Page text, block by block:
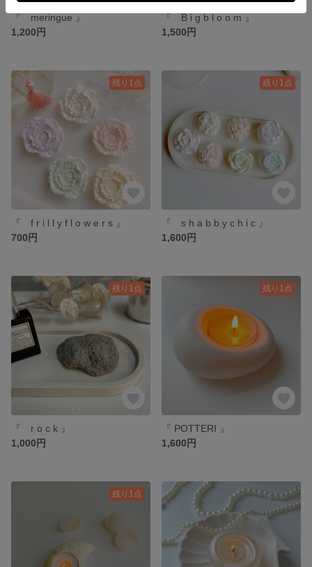
『 meringue 』
1,200円
『 B i g b l o o m 』
1,500円
残り1点
『 f r i l l y f l o w e r s 』
700円
残り1点
『 s h a b b y c h i c 』
1,600円
残り1点
『 r o c k 』
1,000円
残り1点
『 POTTERI 』
1,600円
残り1点